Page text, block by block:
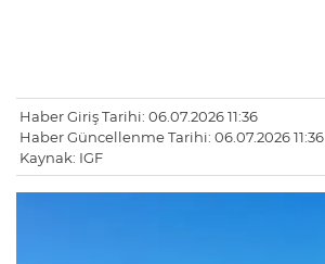
Haber Giriş Tarihi: 06.07.2026 11:36
Haber Güncellenme Tarihi: 06.07.2026 11:36
Kaynak: IGF